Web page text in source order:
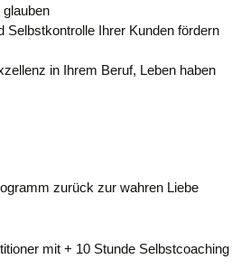
Selbstkontrolle Ihrer Kunden fördern
in Ihrem Beruf, Leben haben
zurück zur wahren Liebe
mit + 10 Stunde Selbstcoaching